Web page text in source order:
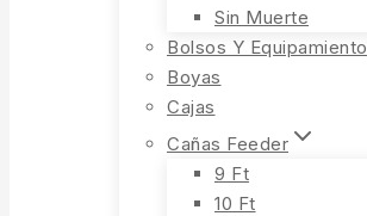
Sin Muerte
Bolsos Y Equipamiento
Boyas
Cajas
Cañas Feeder
9 Ft
10 Ft